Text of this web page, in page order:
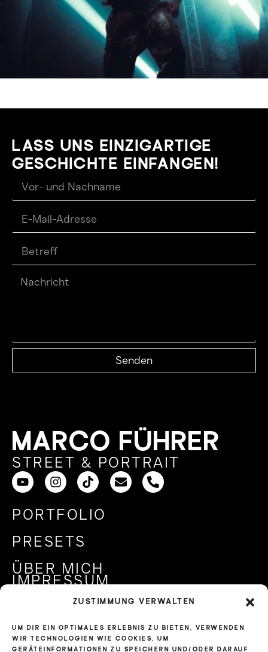
ZUSTIMMUNG VERWALTEN
UM DIR EIN OPTIMALES ERLEBNIS ZU BIETEN, VERWENDEN
WIR TECHNOLOGIEN WIE COOKIES, UM
GERÄTEINFORMATIONEN ZU SPEICHERN UND/ODER DARAUF
LASS UNS EINZIGARTIGE
GESCHICHTE EINFANGEN!
Senden
MARCO FÜHRER
STREET & PORTRAIT
PORTFOLIO
PRESETS
ÜBER MICH
IMPRESSUM
DATENSCHUTZ
COOKIE-RICHTLINIE